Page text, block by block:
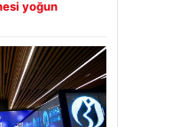
yoğun